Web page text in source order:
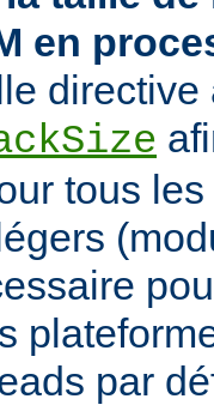
en
directive
tous
par